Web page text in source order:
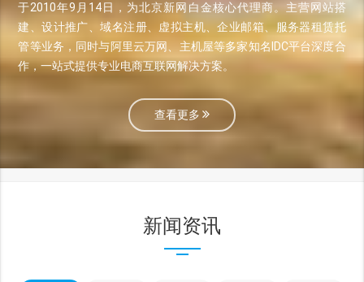
于2010年9月14日，为北京新网白金核心代理商。主营网站搭
建、设计推广、域名注册、虚拟主机、企业邮箱、服务器租赁托
管等业务，同时与阿里云万网、主机屋等多家知名IDC平台深度合
作，一站式提供专业电商互联网解决方案。
查看更多
新闻资讯